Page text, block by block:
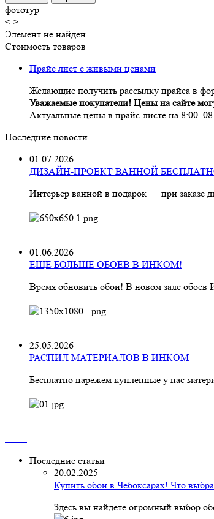
фототур
< >
Элемент не найден
Стоимость товаров
Прайс лист с живыми ценами
Желающие получить рассылку прайса в
Уважаемые покупатели! Цены на сайте
Актуальные цены в прайс-листе на 8:00.
Последние новости
01.07.2026
ДИЗАЙН-ПРОЕКТ ВАННОЙ
Интерьер ванной в подарок — при заказе
01.06.2026
ЕЩЕ БОЛЬШЕ ОБОЕВ В ИНКОМ!
Время обновить обои! В новом зале обоев
25.05.2026
РАСПИЛ МАТЕРИАЛОВ В ИНКОМ
Бесплатно нарежем купленные у нас
Последние статьи
20.02.2025
Купить обои в Чебоксарах! Что
Здесь вы найдете огромный выбор